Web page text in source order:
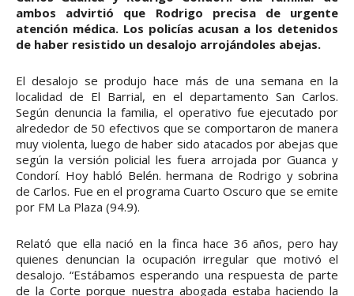
ambos advirtió que Rodrigo precisa de urgente
atención médica. Los policías acusan a los detenidos
de haber resistido un desalojo arrojándoles abejas.
El desalojo se produjo hace más de una semana en la
localidad de El Barrial, en el departamento San Carlos.
Según denuncia la familia, el operativo fue ejecutado por
alrededor de 50 efectivos que se comportaron de manera
muy violenta, luego de haber sido atacados por abejas que
según la versión policial les fuera arrojada por Guanca y
Condorí. Hoy habló Belén. hermana de Rodrigo y sobrina
de Carlos. Fue en el programa Cuarto Oscuro que se emite
por FM La Plaza (94.9).
Relató que ella nació en la finca hace 36 años, pero hay
quienes denuncian la ocupación irregular que motivó el
desalojo. “Estábamos esperando una respuesta de parte
de la Corte porque nuestra abogada estaba haciendo la